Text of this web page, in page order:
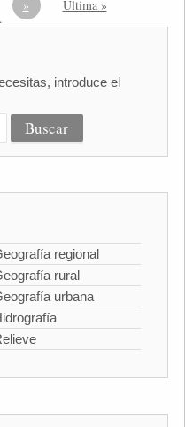
» Última »
introduce el
regional
rural
urbana